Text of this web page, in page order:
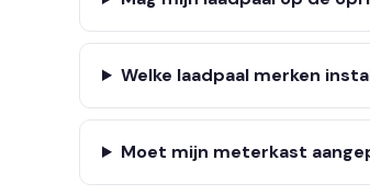
Welke laadpaal merken
Moet mijn meterkast